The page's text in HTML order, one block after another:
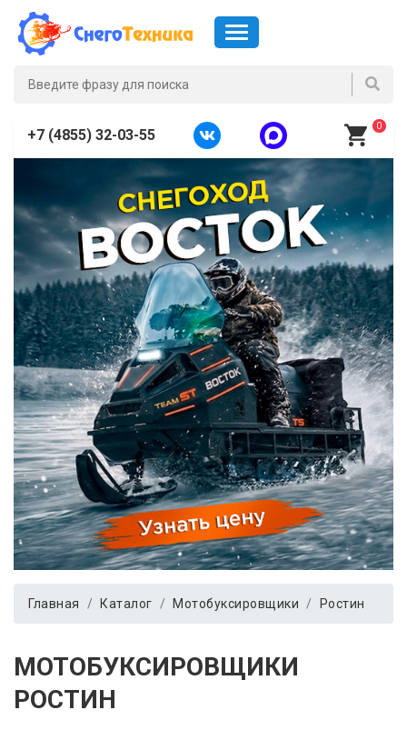
+7 (4855) 32-03-55
0
Главная Каталог Мотобуксировщики Ростин
МОТОБУКСИРОВЩИКИ
РОСТИН